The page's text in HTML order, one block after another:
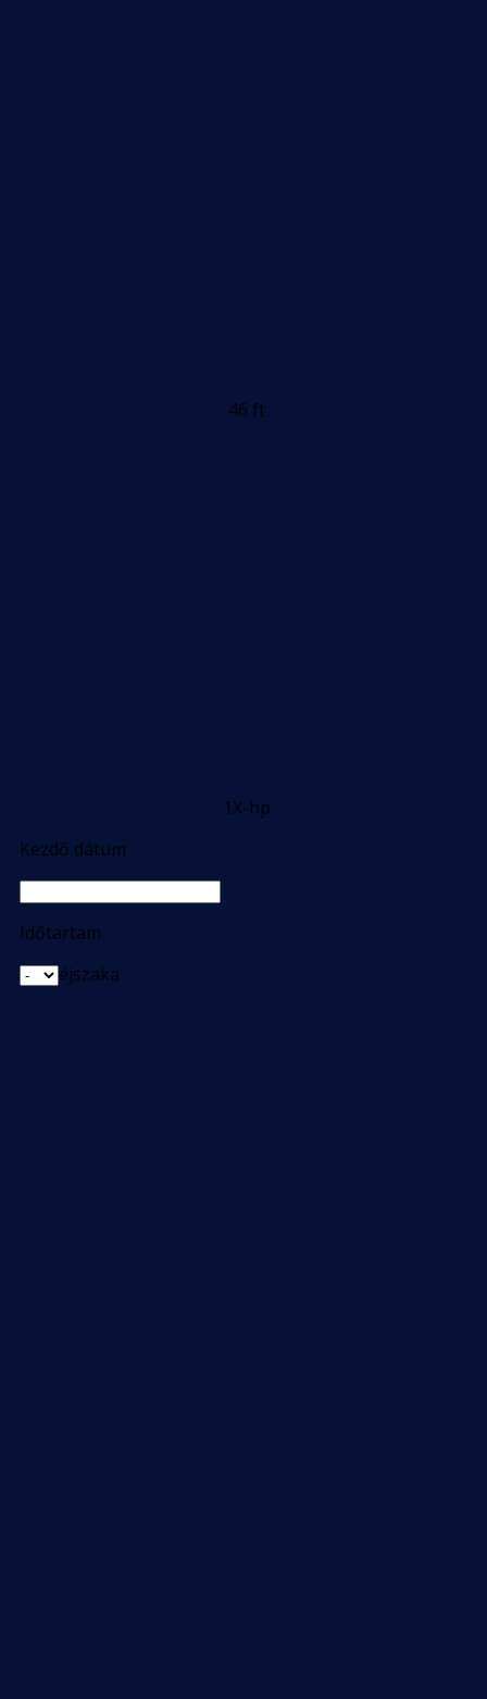
46 ft
1X-hp
Kezdő dátum
Időtartam
éjszaka